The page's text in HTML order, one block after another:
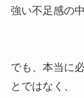
強い不足感の
でも、本当に
とではなく、